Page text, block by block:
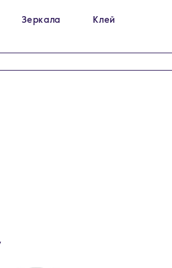
Зеркала Клей